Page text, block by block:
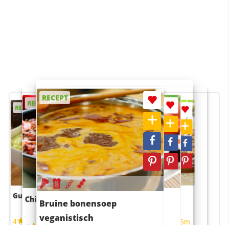
RECEPT
Guacamole
4
RECEPT
Chili con carne
RECEPT
Bruine bonensoep
veganistisch
RECEPT
Sushi rijstsalade
maaltijdsalade
RECEPT
4 55m